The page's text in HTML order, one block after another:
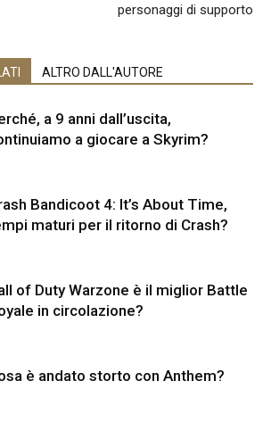
personaggi di supporto
ALTRO DALL'AUTORE
a 9 anni dall’uscita,
a giocare a Skyrim?
Bandicoot 4: It’s About Time,
maturi per il ritorno di Crash?
of Duty Warzone è il miglior Battle
in circolazione?
è andato storto con Anthem?